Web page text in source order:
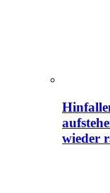
wieder